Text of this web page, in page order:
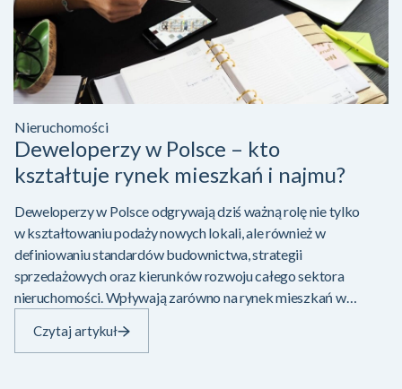
Nieruchomości
Deweloperzy w Polsce – kto
kształtuje rynek mieszkań i najmu?
Deweloperzy w Polsce odgrywają dziś ważną rolę nie tylko
w kształtowaniu podaży nowych lokali, ale również w
definiowaniu standardów budownictwa, strategii
sprzedażowych oraz kierunków rozwoju całego sektora
nieruchomości. Wpływają zarówno na rynek mieszkań w
Polsce, który dynamicznie zmienia…
Czytaj artykuł